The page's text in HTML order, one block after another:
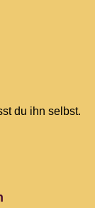
du ihn selbst.